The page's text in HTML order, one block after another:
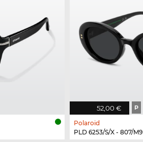
52,00 € P
Polaroid
PLD 6253/S/X - 807/M9